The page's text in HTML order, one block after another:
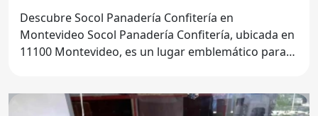
Descubre Socol Panadería Confitería en
Montevideo Socol Panadería Confitería, ubicada en
11100 Montevideo, es un lugar emblemático para